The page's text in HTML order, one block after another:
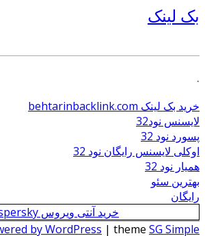
بک لینک
.
خرید بک لینک behtarinbacklink.com
لایسنس نود32
پسورد نود 32
اوکلی لایسنس رایگان نود 32
همیار نود 32
بهترین سئو
رایگان
خرید آنتی ویروس Kaspersky
by WordPress | theme SG Simple